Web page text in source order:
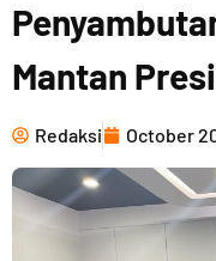
Mantan
Redaksi October